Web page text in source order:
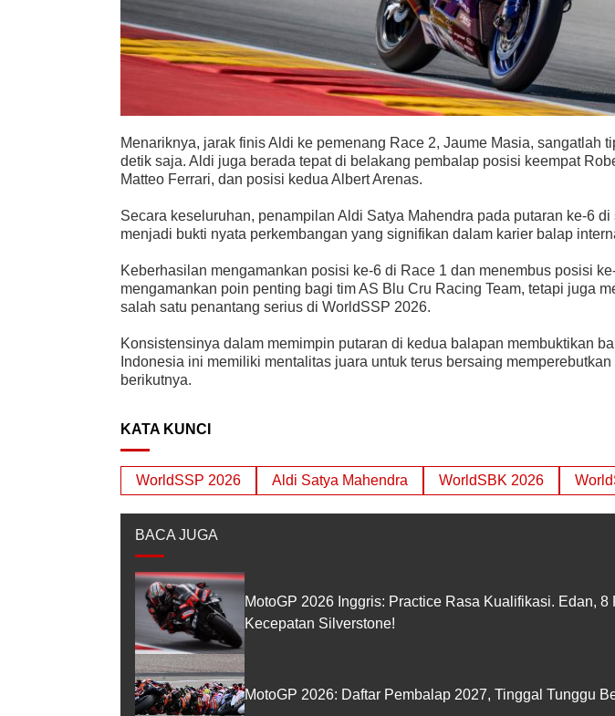
Menariknya, jarak finis Aldi ke pemenang Race 2, Jaume Masia, sangatlah
detik saja. Aldi juga berada tepat di belakang pembalap posisi keempat
Matteo Ferrari, dan posisi kedua Albert Arenas.
Secara keseluruhan, penampilan Aldi Satya Mahendra pada putaran ke-6
menjadi bukti nyata perkembangan yang signifikan dalam karier balap
Keberhasilan mengamankan posisi ke-6 di Race 1 dan menembus posisi
mengamankan poin penting bagi tim AS Blu Cru Racing Team, tetapi juga
salah satu penantang serius di WorldSSP 2026.
Konsistensinya dalam memimpin putaran di kedua balapan membuktikan
Indonesia ini memiliki mentalitas juara untuk terus bersaing
berikutnya.
KATA KUNCI
WorldSSP 2026 Aldi Satya Mahendra WorldSBK 2026
BACA JUGA
MotoGP 2026 Inggris: Practice Rasa Kualifikasi. Edan,
Kecepatan Silverstone!
MotoGP 2026: Daftar Pembalap 2027, Tinggal Tunggu